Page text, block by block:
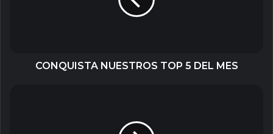
CONQUISTA NUESTROS TOP 5 DEL MES